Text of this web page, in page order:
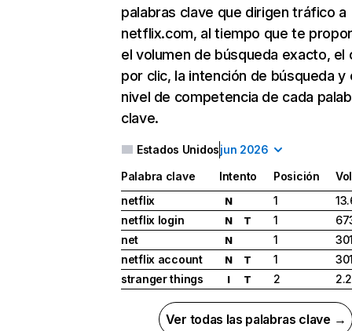
palabras clave que dirigen tráfico a
netflix.com, al tiempo que te
el volumen de búsqueda exacto, el
por clic, la intención de búsqueda y
nivel de competencia de cada
clave.
Estados Unidosjun 2026
Palabra clave Intento Posición
netflix
N 1
netflix login
N T 1
net
N 1
netflix account
N T 1
stranger things
I T 2
Ver todas las palabras clave →